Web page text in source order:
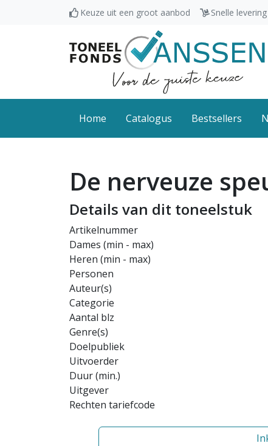
Keuze uit een groot aanbod Snelle levering
Home Catalogus Bestsellers
De nerveuze
Details van dit toneelstuk
Artikelnummer
Dames (min - max)
Heren (min - max)
Personen
Auteur(s)
Categorie
Aantal blz
Genre(s)
Doelpubliek
Uitvoerder
Duur (min.)
Uitgever
Rechten tariefcode